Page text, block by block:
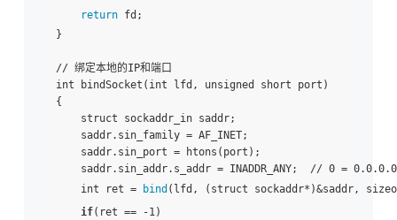
return fd;
}
// 绑定本地的IP和端口
int bindSocket(int lfd, unsigned short port)
{
struct sockaddr_in saddr;
saddr.sin_family = AF_INET;
saddr.sin_port = htons(port);
saddr.sin_addr.s_addr = INADDR_ANY;  // 0 = 0.0.0.0
int ret =
bind (lfd, (struct sockaddr*)&saddr,
if(ret == -1)